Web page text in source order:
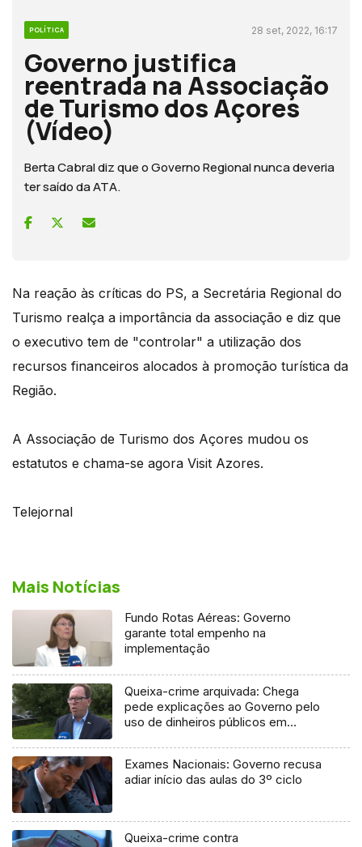
POLÍTICA 28 set, 2022, 16:17
Governo justifica
reentrada na Associação
de Turismo dos Açores
(Vídeo)
Berta Cabral diz que o Governo Regional nunca deveria
ter saído da ATA.
Na reação às críticas do PS, a Secretária Regional do
Turismo realça a importância da associação e diz que
o executivo tem de "controlar" a utilização dos
recursos financeiros alocados à promoção turística da
Região.
A Associação de Turismo dos Açores mudou os
estatutos e chama-se agora Visit Azores.
Telejornal
Mais Notícias
Fundo Rotas Aéreas: Governo
garante total empenho na
implementação
Queixa-crime arquivada: Chega
pede explicações ao Governo pelo
uso de dinheiros públicos em
Exames Nacionais: Governo recusa
adiar início das aulas do 3º ciclo
Queixa-crime contra